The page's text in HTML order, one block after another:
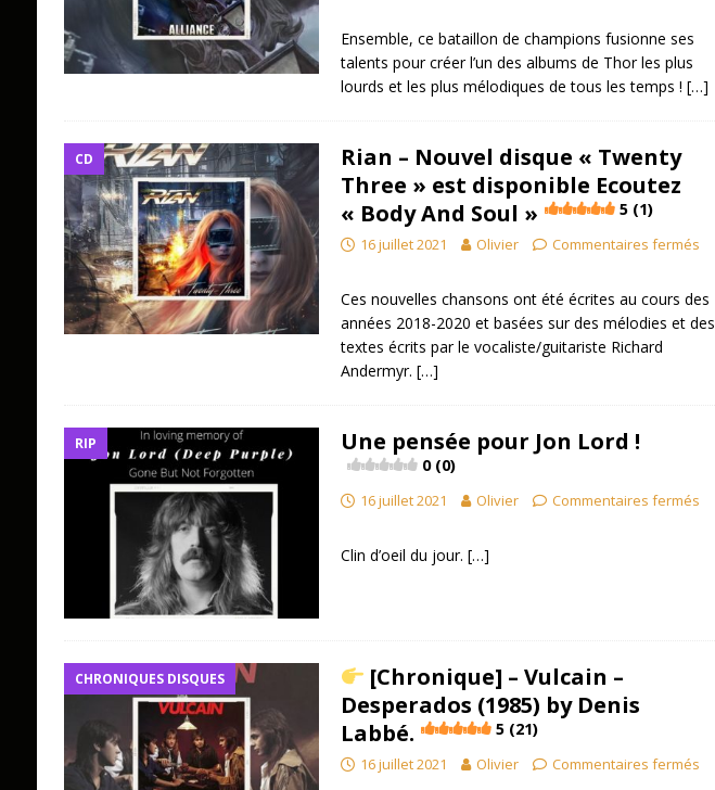
Ensemble, ce bataillon de champions fusionne ses
talents pour créer l’un des albums de Thor les plus
lourds et les plus mélodiques de tous les temps ! […]
CD
Rian – Nouvel disque « Twenty
Three » est disponible Ecoutez
« Body And Soul »
5 (1)
16 juillet 2021 Olivier Commentaires fermés
Ces nouvelles chansons ont été écrites au cours des
années 2018-2020 et basées sur des mélodies et des
textes écrits par le vocaliste/guitariste Richard
Andermyr. […]
RIP Une pensée pour Jon Lord !
0 (0)
16 juillet 2021 Olivier Commentaires fermés
Clin d’oeil du jour. […]
CHRONIQUES DISQUES
[Chronique] – Vulcain –
Desperados (1985) by Denis
Labbé.
5 (21)
16 juillet 2021 Olivier Commentaires fermés